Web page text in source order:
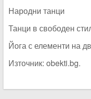
Народни танци
Танци в свободен
Йога с елементи на
Източник: obekti.bg.